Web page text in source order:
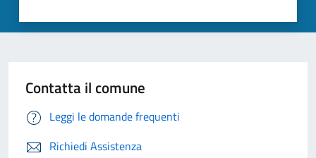
Contatta il comune
Leggi le domande frequenti
Richiedi Assistenza